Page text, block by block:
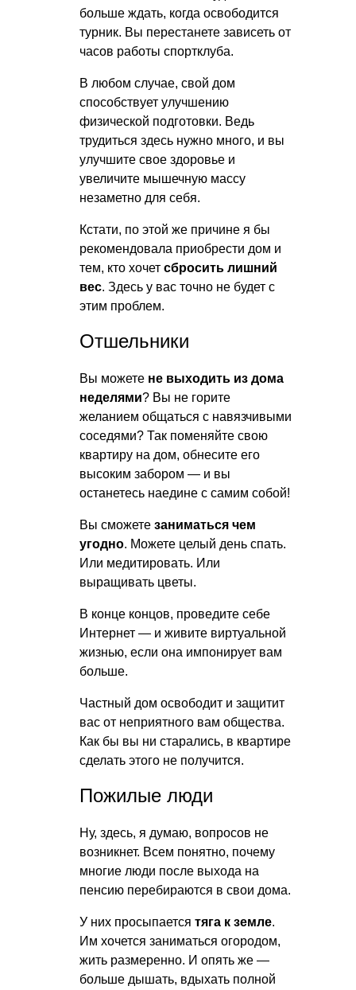
больше ждать, когда освободится
турник. Вы перестанете зависеть от
часов работы спортклуба.
В любом случае, свой дом
способствует улучшению
физической подготовки. Ведь
трудиться здесь нужно много, и вы
улучшите свое здоровье и
увеличите мышечную массу
незаметно для себя.
Кстати, по этой же причине я бы
рекомендовала приобрести дом и
тем, кто хочет сбросить лишний
вес. Здесь у вас точно не будет с
этим проблем.
Отшельники
Вы можете не выходить из дома
неделями? Вы не горите
желанием общаться с навязчивыми
соседями? Так поменяйте свою
квартиру на дом, обнесите его
высоким забором — и вы
останетесь наедине с самим собой!
Вы сможете заниматься чем
угодно. Можете целый день спать.
Или медитировать. Или
выращивать цветы.
В конце концов, проведите себе
Интернет — и живите виртуальной
жизнью, если она импонирует вам
больше.
Частный дом освободит и защитит
вас от неприятного вам общества.
Как бы вы ни старались, в квартире
сделать этого не получится.
Пожилые люди
Ну, здесь, я думаю, вопросов не
возникнет. Всем понятно, почему
многие люди после выхода на
пенсию перебираются в свои дома.
У них просыпается тяга к земле.
Им хочется заниматься огородом,
жить размеренно. И опять же —
больше дышать, вдыхать полной